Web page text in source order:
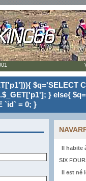
$q='SELECT
} else{
`id` = 0; }
Il habite
SIX
Il est né